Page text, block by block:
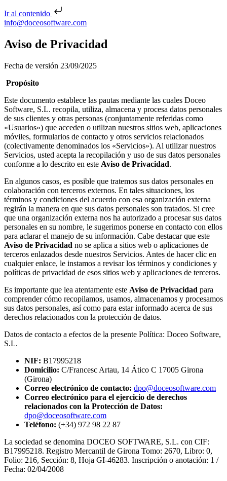
Ir al contenido
Saltar al contenido
info@doceosoftware.com
Navegación de entradas
Aviso de Privacidad
Fecha de versión 23/09/2025
Propósito
Este documento establece las pautas mediante las cuales Doceo
Software, S.L. recopila, utiliza, almacena y procesa datos personales
de sus clientes y otras personas (conjuntamente referidas como
«Usuarios») que acceden o utilizan nuestros sitios web, aplicaciones
móviles, formularios de contacto y otros servicios relacionados
(colectivamente denominados los «Servicios»). Al utilizar nuestros
Servicios, usted acepta la recopilación y uso de sus datos personales
conforme a lo descrito en este Aviso de Privacidad.
En algunos casos, es posible que tratemos sus datos personales en
colaboración con terceros externos. En tales situaciones, los
términos y condiciones del acuerdo con esa organización externa
regirán la manera en que sus datos personales son tratados. Si cree
que una organización externa nos ha autorizado a procesar sus datos
personales en su nombre, le sugerimos ponerse en contacto con ellos
para aclarar el manejo de su información. Cabe destacar que este
Aviso de Privacidad no se aplica a sitios web o aplicaciones de
terceros enlazados desde nuestros Servicios. Antes de hacer clic en
cualquier enlace, le instamos a revisar los términos y condiciones y
políticas de privacidad de esos sitios web y aplicaciones de terceros.
Es importante que lea atentamente este Aviso de Privacidad para
comprender cómo recopilamos, usamos, almacenamos y procesamos
sus datos personales, así como para estar informado acerca de sus
derechos relacionados con la protección de datos.
Datos de contacto a efectos de la presente Política: Doceo Software,
S.L.
NIF: B17995218
Domicilio: C/Francesc Artau, 14 Ático C 17005 Girona
(Girona)
Correo electrónico de contacto: dpo@doceosoftware.com
Correo electrónico para el ejercicio de derechos
relacionados con la Protección de Datos:
dpo@doceosoftware.com
Teléfono: (+34) 972 98 22 87
La sociedad se denomina DOCEO SOFTWARE, S.L. con CIF:
B17995218. Registro Mercantil de Girona Tomo: 2670, Libro: 0,
Folio: 216, Sección: 8, Hoja GI-46283. Inscripción o anotación: 1 /
Fecha: 02/04/2008